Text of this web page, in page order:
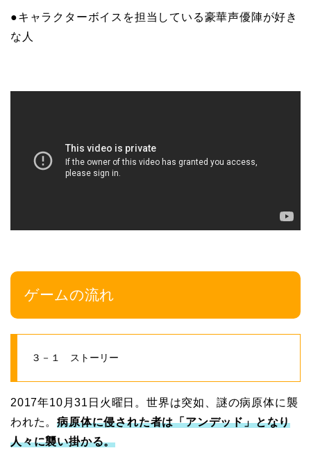
●キャラクターボイスを担当している豪華声優陣が好き
な人
ゲームの流れ
３－１ ストーリー
2017年10月31日火曜日。世界は突如、謎の病原体に襲
われた。病原体に侵された者は「アンデッド」となり
人々に襲い掛かる。